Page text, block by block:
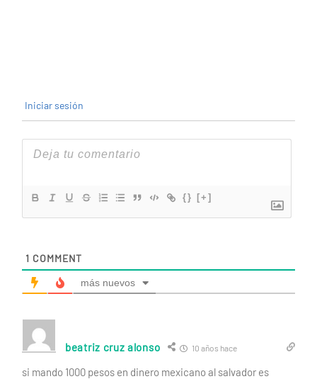
Iniciar sesión
{} [+]
1 COMMENT
más nuevos
beatriz cruz alonso 10 años hace
si mando 1000 pesos en dinero mexicano al salvador es